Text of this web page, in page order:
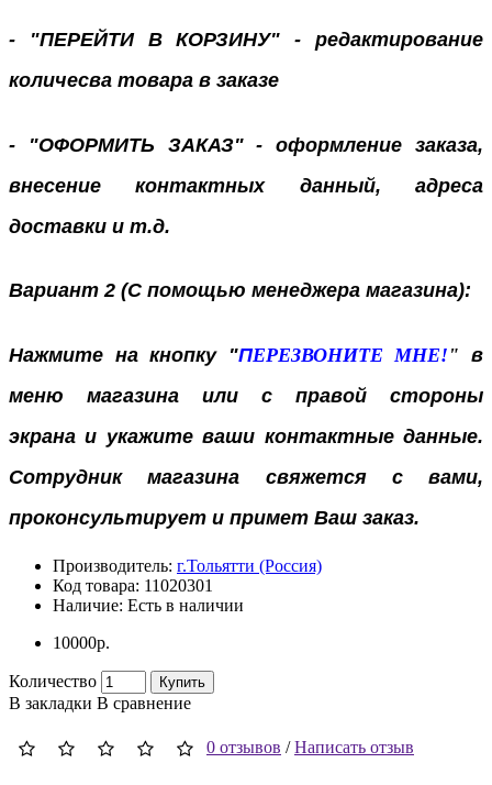
- "ПЕРЕЙТИ В КОРЗИНУ" - редактирование
количесва товара в заказе
- "ОФОРМИТЬ ЗАКАЗ" - оформление заказа,
внесение контактных данный, адреса
доставки и т.д.
Вариант 2 (С помощью менеджера магазина):
Нажмите на кнопку "ПЕРЕЗВОНИТЕ МНЕ! "
в
меню магазина или с правой стороны
экранаи укажите ваши контактные данные.
Сотрудник магазина свяжется с вами,
проконсультирует и примет Ваш заказ.
Производитель: г.Тольятти (Россия)
Код товара: 11020301
Наличие: Есть в наличии
10000р.
Количество Купить
В закладки В сравнение
0 отзывов /Написать отзыв